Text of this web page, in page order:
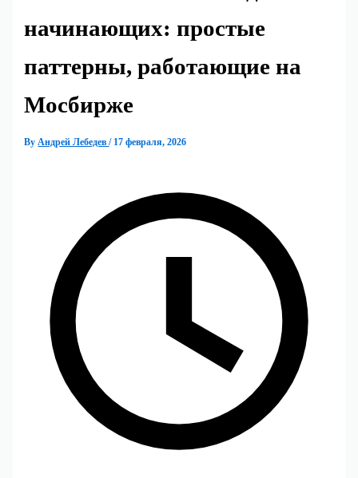
начинающих: простые
паттерны, работающие на
Мосбирже
ByАндрей Лебедев/ 17 февраля, 2026